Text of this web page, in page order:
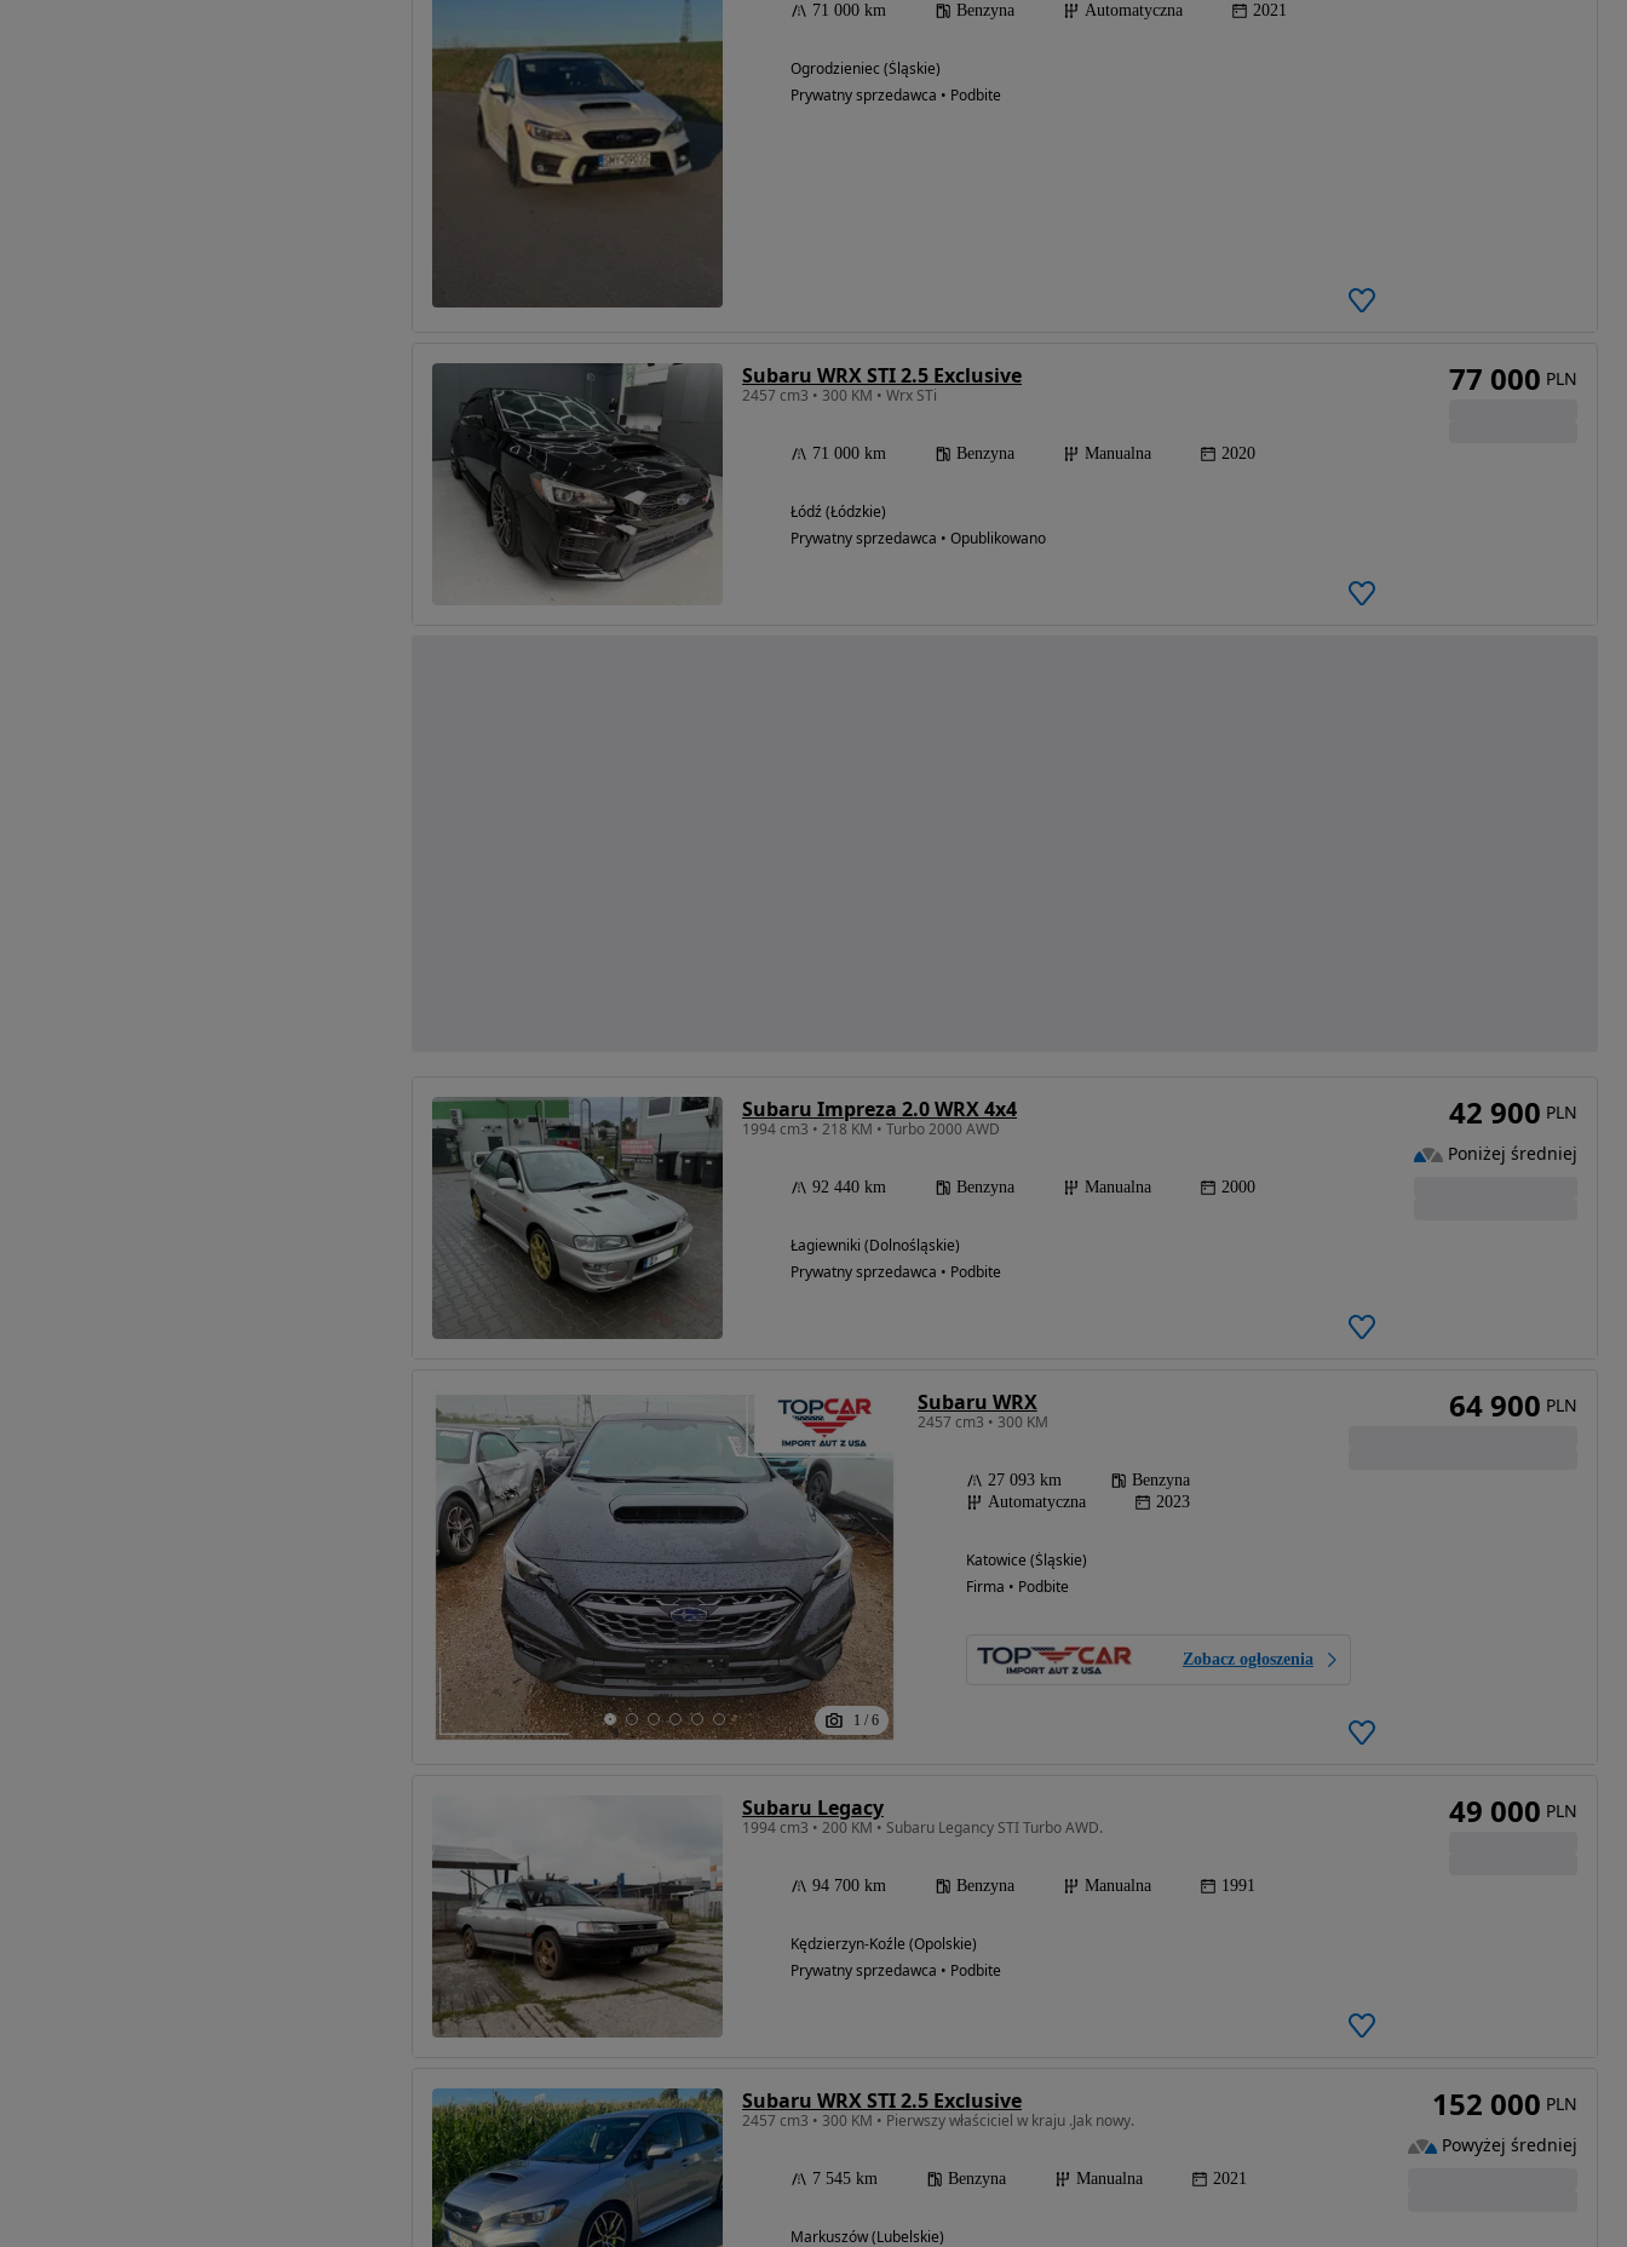
71 000 km Benzyna Automatyczna 2021
Ogrodzieniec (Śląskie)
Prywatny sprzedawca • Podbite
Subaru WRX STI 2.5 Exclusive
2457 cm3 • 300 KM • Wrx STi
71 000 km Benzyna Manualna 2020
Łódź (Łódzkie)
Prywatny sprzedawca • Opublikowano
77 000 PLN
Subaru Impreza 2.0 WRX 4x4
1994 cm3 • 218 KM • Turbo 2000 AWD
92 440 km Benzyna Manualna 2000
Łagiewniki (Dolnośląskie)
Prywatny sprzedawca • Podbite
42 900 PLN
Poniżej średniej
1 / 6
Subaru WRX
2457 cm3 • 300 KM
27 093 km
Benzyna
Automatyczna
2023
Katowice (Śląskie)
Firma • Podbite
Zobacz ogłoszenia
64 900 PLN
Subaru Legacy
1994 cm3 • 200 KM • Subaru Legancy STI Turbo AWD.
94 700 km Benzyna Manualna 1991
Kędzierzyn-Koźle (Opolskie)
Prywatny sprzedawca • Podbite
49 000 PLN
Subaru WRX STI 2.5 Exclusive
2457 cm3 • 300 KM • Pierwszy właściciel w kraju .Jak nowy.
7 545 km Benzyna Manualna 2021
Markuszów (Lubelskie)
152 000 PLN
Powyżej średniej